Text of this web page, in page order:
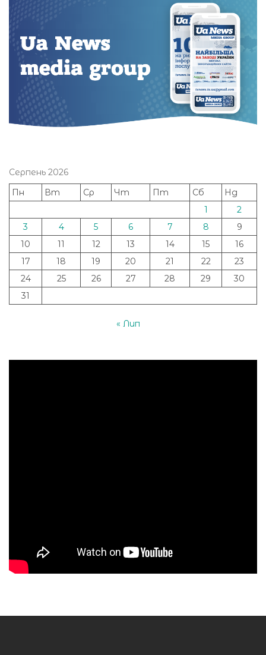
Серпень 2026
Пн
Вт Ср Чт Пт Сб
Нд
1
2
3
4 5 6 7 8
9
10
11 12 13 14 15
16
17
18 19 20 21 22
23
24
25 26 27 28 29
30
31
« Лип